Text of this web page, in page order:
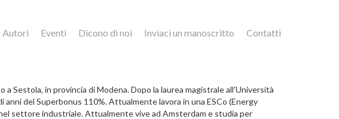
Autori Eventi Dicono di noi Inviaci un manoscritto Contatti
Sestola, in provincia di Modena. Dopo la laurea magistrale all’Università
del Superbonus 110%. Attualmente lavora in una ESCo (Energy
settore industriale. Attualmente vive ad Amsterdam e studia per